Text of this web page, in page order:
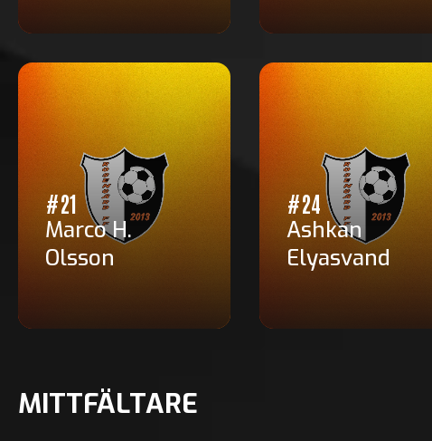
#21
Marco H.
Olsson
#24
Ashkan
Elyasvand
MITTFÄLTARE